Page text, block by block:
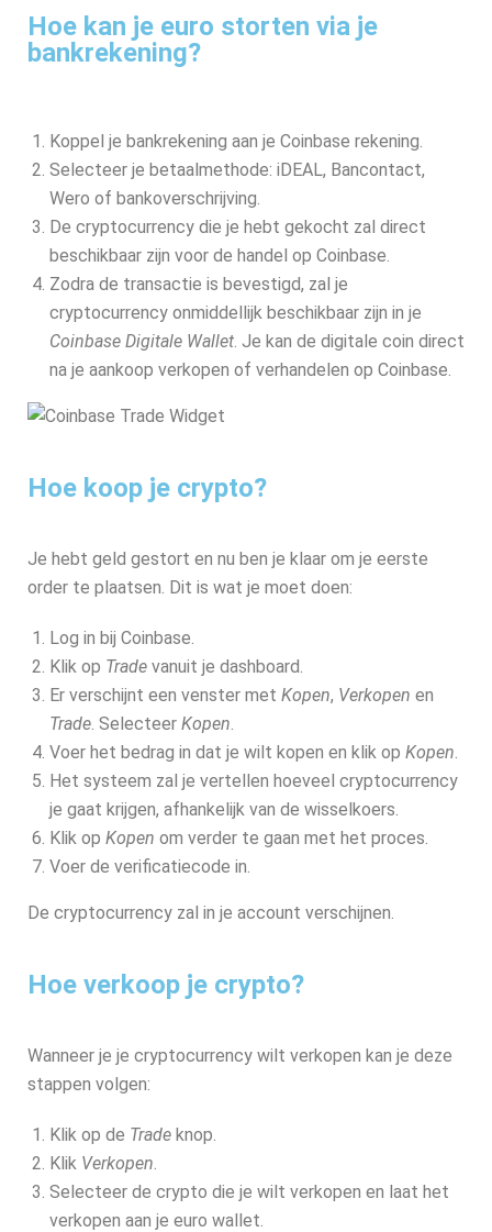
Hoe kan je euro storten via je
bankrekening?
Koppel je bankrekening aan je Coinbase rekening.
Selecteer je betaalmethode: iDEAL, Bancontact,
Wero of bankoverschrijving.
De cryptocurrency die je hebt gekocht zal direct
beschikbaar zijn voor de handel op Coinbase.
Zodra de transactie is bevestigd, zal je
cryptocurrency onmiddellijk beschikbaar zijn in je
Coinbase Digitale Wallet. Je kan de digitale coin direct
na je aankoop verkopen of verhandelen op Coinbase.
Hoe koop je crypto?
Je hebt geld gestort en nu ben je klaar om je eerste
order te plaatsen. Dit is wat je moet doen:
Log in bij Coinbase.
Klik op Trade vanuit je dashboard.
Er verschijnt een venster met Kopen, Verkopen en
Trade. Selecteer Kopen.
Voer het bedrag in dat je wilt kopen en klik op Kopen.
Het systeem zal je vertellen hoeveel cryptocurrency
je gaat krijgen, afhankelijk van de wisselkoers.
Klik op Kopen om verder te gaan met het proces.
Voer de verificatiecode in.
De cryptocurrency zal in je account verschijnen.
Hoe verkoop je crypto?
Wanneer je je cryptocurrency wilt verkopen kan je deze
stappen volgen:
Klik op de Trade knop.
Klik Verkopen.
Selecteer de crypto die je wilt verkopen en laat het
verkopen aan je euro wallet.